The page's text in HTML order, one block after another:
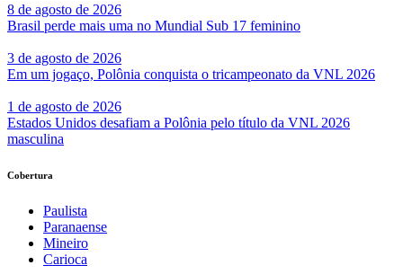
8 de agosto de 2026
Brasil perde mais uma no Mundial Sub 17 feminino
3 de agosto de 2026
Em um jogaço, Polônia conquista o tricampeonato da VNL 2026
1 de agosto de 2026
Estados Unidos desafiam a Polônia pelo título da VNL 2026
masculina
Cobertura
Paulista
Paranaense
Mineiro
Carioca